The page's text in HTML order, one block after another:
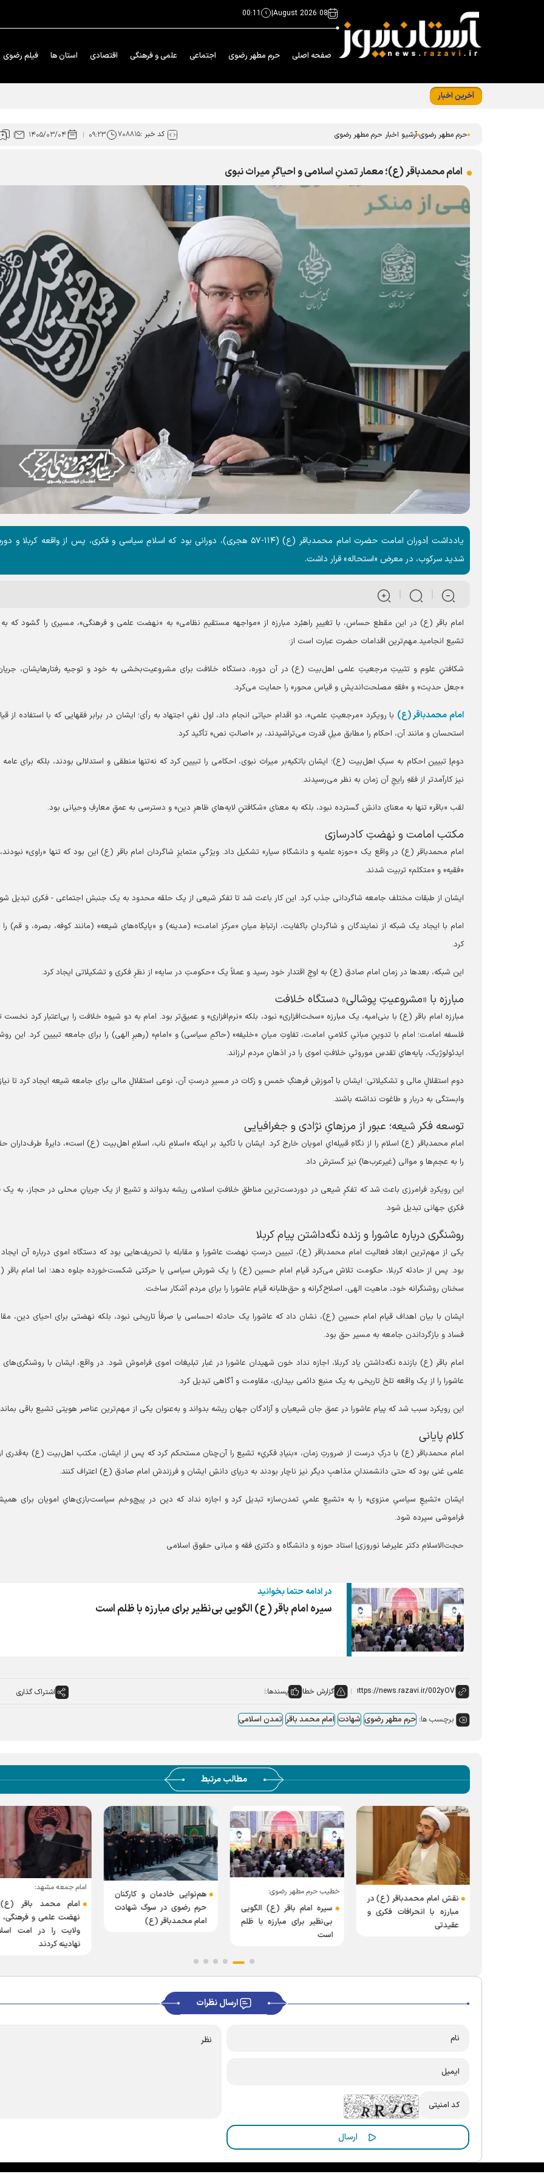
08 August 2026
|
00:11
صفحه اصلی حرم مطهر رضوی اجتماعی علمی و فرهنگی اقتصادی استان ها فیلم رضوی
آخرین اخبار
حرم مطهر رضوی آرشیو اخبار حرم مطهر رضوی کد خبر :۷۰۸۸۱۵ ۰۹:۲۳ ۱۴۰۵/۰۳/۰۴
امام محمدباقر (ع)؛ معمار تمدنِ اسلامی و احیاگرِ میراث نبوی
یادداشت |دوران امامت حضرت امام محمدباقر (ع) (۱۱۴-۵۷ هجری)، دورانی بود که اسلامِ سیاسی و فکری، پس از واقعه کربلا
شدید سرکوب، در معرض «استحاله» قرار داشت.
امام باقر (ع) در این مقطع حساس، با تغییرِ راهبُرد مبارزه از «مواجهه مستقیمِ نظامی» به «نهضت علمی و فرهنگی»، مسیری را گشود که به
تشیع انجامید.مهم‌ترین اقدامات حضرت عبارت است از:
شکافتنِ علوم و تثبیتِ مرجعیتِ علمی اهل‌بیت (ع) در آن دوره، دستگاه خلافت برای مشروعیت‌بخشی به خود و توجیه رفتارهایشان،
«جعل حدیث» و «فقهِ مصلحت‌اندیش و قیاس محور» را حمایت می‌کرد.
امام محمدباقر (ع) با رویکرد «مرجعیتِ علمی»، دو اقدام حیاتی انجام داد، اول نفیِ اجتهاد به رأی؛ ایشان در برابر فقهایی که با استفاده از
استحسان و مانند آن، احکام را مطابق میلِ قدرت می‌تراشیدند، بر «اصالتِ نص» تأکید کرد.
دوم| تبیین احکام به سبکِ اهل‌بیت (ع)؛ ایشان باتکیه‌بر میراث نبوی، احکامی را تبیین کرد که نه‌تنها منطقی و استدلالی بودند، بلکه برای
نیز کارآمدتر از فقهِ رایجِ آن زمان به نظر می‌رسیدند.
لقب «باقر» تنها به معنای دانشِ گسترده نبود، بلکه به معنای «شکافتنِ لایه‌هایِ ظاهرِ دین» و دسترسی به عمقِ معارفِ وحیانی بود.
مکتب امامت و نهضتِ کادرسازی
امام محمدباقر (ع) در واقع یک «حوزه علمیه و دانشگاهِ سیار» تشکیل داد. ویژگیِ متمایزِ شاگردان امام باقر (ع) این بود که تنها «راوی»
«فقیه» و «متکلم» تربیت شدند.
ایشان از طبقات مختلف جامعه شاگردانی جذب کرد. این کار باعث شد تا تفکر شیعی از یک حلقه محدود به یک جنبش اجتماعی - فکری تبدیل
امام با ایجاد یک شبکه از نمایندگان و شاگردانِ باکفایت، ارتباطِ میانِ «مرکزِ امامت» (مدینه) و «پایگاه‌هایِ شیعه» (مانند کوفه، بصره، و قم) را
کرد.
این شبکه، بعدها در زمان امام صادق (ع) به اوجِ اقتدار خود رسید و عملاً یک «حکومتِ در سایه» از نظرِ فکری و تشکیلاتی ایجاد کرد.
مبارزه با «مشروعیتِ پوشالی» دستگاه خلافت
مبارزه امام باقر (ع) با بنی‌امیه، یک مبارزه «سخت‌افزاری» نبود، بلکه «نرم‌افزاری» و عمیق‌تر بود. امام به دو شیوه خلافت را بی‌اعتبار کرد نخست
فلسفه امامت؛ امام با تدوینِ مبانیِ کلامیِ امامت، تفاوتِ میانِ «خلیفه» (حاکمِ سیاسی) و «امام» (رهبرِ الهی) را برای جامعه تبیین کرد. این
ایدئولوژیک، پایه‌هایِ تقدسِ موروثیِ خلافتِ اموی را در اذهانِ مردم لرزاند.
دوم استقلالِ مالی و تشکیلاتی؛ ایشان با آموزشِ فرهنگِ خمس و زکات در مسیرِ درستِ آن، نوعی استقلالِ مالی برای جامعه شیعه ایجاد کرد تا
وابستگی به دربار و طاغوت نداشته باشند.
توسعه فکر شیعه؛ عبور از مرزهایِ نژادی و جغرافیایی
امام محمدباقر (ع) اسلام را از نگاهِ قبیله‌ایِ امویان خارج کرد. ایشان با تأکید بر اینکه «اسلامِ ناب، اسلامِ اهل‌بیت (ع) است»، دایرهٔ طرف‌داران
را به عجم‌ها و موالی (غیرعرب‌ها) نیز گسترش داد.
این رویکردِ فرامرزی باعث شد که تفکرِ شیعی در دوردست‌ترین مناطقِ خلافتِ اسلامی ریشه بدواند و تشیع از یک جریانِ محلی در حجاز، به یک
فکریِ جهانی تبدیل شود.
روشنگری درباره عاشورا و زنده نگه‌داشتن پیام کربلا
یکی از مهم‌ترین ابعاد فعالیت امام محمدباقر (ع)، تبیین درستِ نهضت عاشورا و مقابله با تحریف‌هایی بود که دستگاه اموی درباره آن ایجاد
بود. پس از حادثه کربلا، حکومت تلاش می‌کرد قیام امام حسین (ع) را یک شورش سیاسی یا حرکتی شکست‌خورده جلوه دهد؛ اما امام باقر
سخنان روشنگرانه خود، ماهیت الهی، اصلاح‌گرانه و حق‌طلبانه قیام عاشورا را برای مردم آشکار ساخت.
ایشان با بیان اهداف قیام امام حسین (ع)، نشان داد که عاشورا یک حادثه احساسی یا صرفاً تاریخی نبود، بلکه نهضتی برای احیای دین،
فساد و بازگرداندن جامعه به مسیر حق بود.
امام باقر (ع) بازنده نگه‌داشتن یاد کربلا، اجازه نداد خون شهیدان عاشورا در غبار تبلیغات اموی فراموش شود. در واقع، ایشان با
عاشورا را از یک واقعه تلخ تاریخی به یک منبع دائمی بیداری، مقاومت و آگاهی تبدیل کرد.
این رویکرد سبب شد که پیام عاشورا در عمق جان شیعیان و آزادگان جهان ریشه بدواند و به‌عنوان یکی از مهم‌ترین عناصر هویتی تشیع باقی
کلام پایانی
امام محمدباقر (ع) با درکِ درست از ضرورتِ زمان، «بنیادِ فکریِ» تشیع را آن‌چنان مستحکم کرد که پس از ایشان، مکتب اهل‌بیت (ع) به‌قدری
علمی غنی بود که حتی دانشمندانِ مذاهبِ دیگر نیز ناچار بودند به دریای دانشِ ایشان و فرزندش امام صادق (ع) اعتراف کنند.
ایشان «تشیعِ سیاسیِ منزوی» را به «تشیعِ علمیِ تمدن‌ساز» تبدیل کرد و اجازه نداد که دین در پیچ‌وخم سیاست‌بازی‌هایِ امویان برای
فراموشی سپرده شود.
حجت‌الاسلام دکتر علیرضا نوروزی| استاد حوزه و دانشگاه و دکتری فقه و مبانی حقوق اسلامی
در ادامه حتما بخوانید
سیره امام باقر (ع) الگویی بی‌نظیر برای مبارزه با ظلم است
گزارش خطا پسندها: اشتراک گذاری
برچسب ها: حرم مطهر رضوی شهادت امام محمد باقر تمدن اسلامی
مطالب مرتبط
نقش امام محمدباقر (ع) در
مبارزه با انحرافات فکری و
عقیدتی
خطیب حرم مطهر رضوی:
سیره امام باقر (ع) الگویی
بی‌نظیر برای مبارزه با ظلم
است
هم‌نوایی خادمان و کارکنان
حرم رضوی در سوگ شهادت
امام محمدباقر (ع)
امام جمعه مشهد:
امام محمد باقر
نهضت علمی و
ولایت را در امت
نهادینه کردند
ارسال نظرات